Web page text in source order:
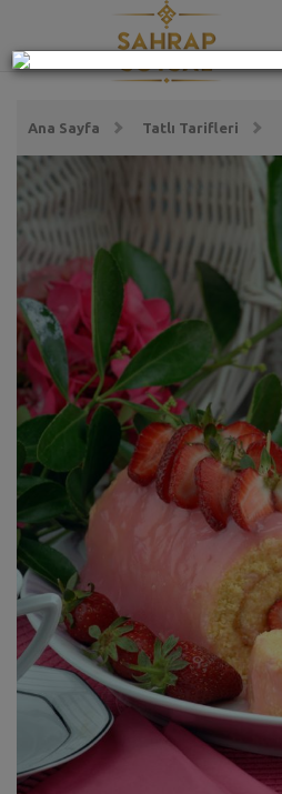
Ana Sayfa Tatlı Tarifleri